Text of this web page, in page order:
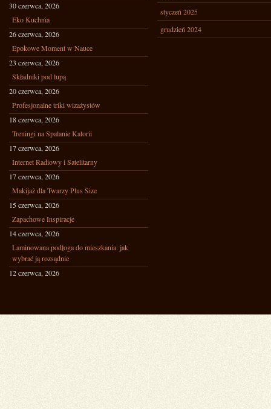
30 czerwca, 2026
Eko Kuchnia
26 czerwca, 2026
Epokowe Moment w Nauce
23 czerwca, 2026
Składniki pod lupą
20 czerwca, 2026
Profesjonalne triki wizażystów
18 czerwca, 2026
Treningi na Spalanie Kalorii
17 czerwca, 2026
Internet Radiowy i Satelitarny
17 czerwca, 2026
Makijaż dla Twarzy Plus Size
15 czerwca, 2026
Zapachowe Inspiracje
14 czerwca, 2026
Laminowana podłoga do mieszkania: jak
wybrać ją rozsądnie
12 czerwca, 2026
styczeń 2025
grudzień 2024